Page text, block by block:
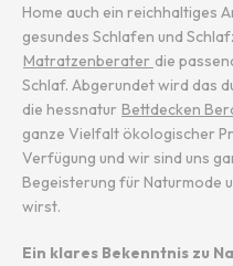
Home auch ein reichhaltiges
gesundes Schlafen und
Matratzenberater die
Schlaf. Abgerundet wird das
die hessnatur Bettdecken
ganze Vielfalt ökologischer
Verfügung und wir sind uns
Begeisterung für Naturmode
wirst.
Ein klares Bekenntnis zu